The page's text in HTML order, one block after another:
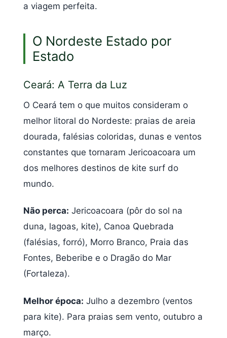
a viagem perfeita.
O Nordeste Estado por
Estado
Ceará: A Terra da Luz
O Ceará tem o que muitos consideram o
melhor litoral do Nordeste: praias de areia
dourada, falésias coloridas, dunas e ventos
constantes que tornaram Jericoacoara um
dos melhores destinos de kite surf do
mundo.
Não perca: Jericoacoara (pôr do sol na
duna, lagoas, kite), Canoa Quebrada
(falésias, forró), Morro Branco, Praia das
Fontes, Beberibe e o Dragão do Mar
(Fortaleza).
Melhor época: Julho a dezembro (ventos
para kite). Para praias sem vento, outubro a
março.